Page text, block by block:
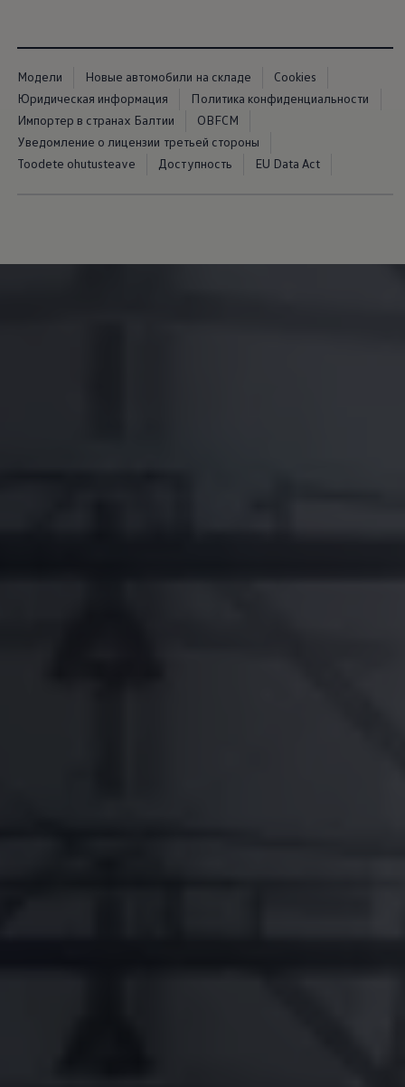
Модели Новые автомобили на складе
Cookies
Юридическая информация
Политика конфиденциальности
Импортер в странах Балтии
OBFCM
Уведомление о лицензии третьей стороны
Toodete ohutusteave
Доступность EU Data Act